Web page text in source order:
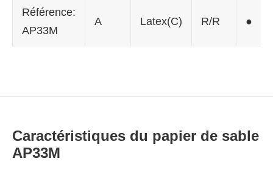
Référence:
AP33M
A Latex(C) R/R ●
Caractéristiques du papier de sable
AP33M